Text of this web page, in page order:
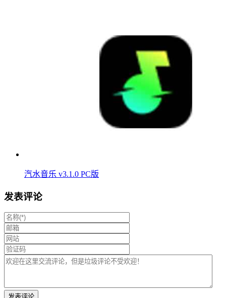
汽水音乐 v3.1.0 PC版
发表评论